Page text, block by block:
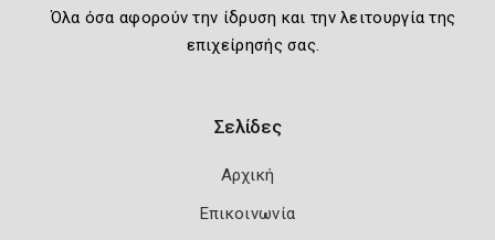
Όλα όσα αφορούν την ίδρυση και την λειτουργία της
επιχείρησής σας.
Σελίδες
Αρχική
Επικοινωνία